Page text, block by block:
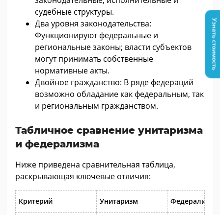
судебные структуры.
Два уровня законодательства:
Функционируют федеральные и
региональные законы; власти субъектов
могут принимать собственные
нормативные акты.
Двойное гражданство: В ряде федераций
возможно обладание как федеральным, так
и региональным гражданством.
Табличное сравнение унитаризма
и федерализма
Ниже приведена сравнительная таблица,
раскрывающая ключевые отличия:
Критерий Унитаризм Федерализм
Узнать стоимость